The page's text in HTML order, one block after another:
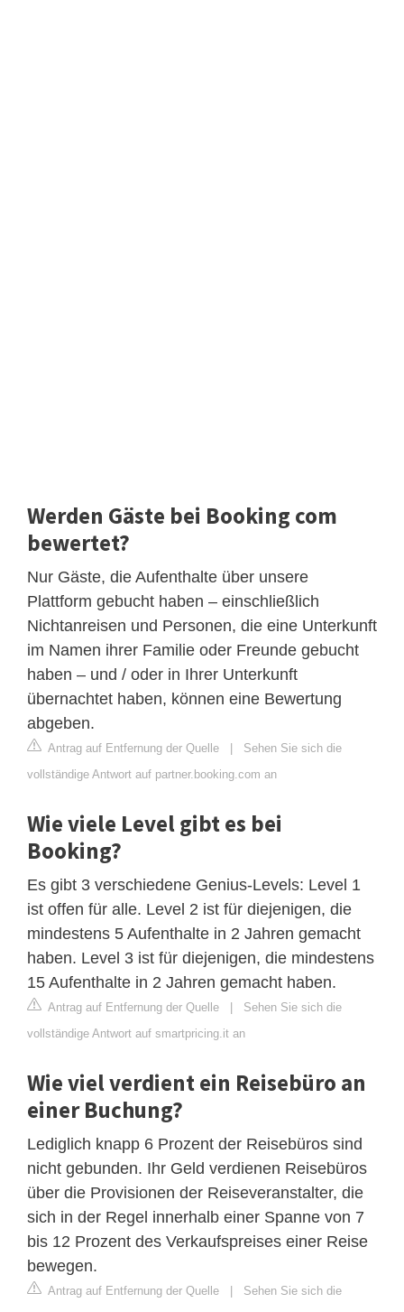
Werden Gäste bei Booking com
bewertet?
Nur Gäste, die Aufenthalte über unsere
Plattform gebucht haben – einschließlich
Nichtanreisen und Personen, die eine Unterkunft
im Namen ihrer Familie oder Freunde gebucht
haben – und / oder in Ihrer Unterkunft
übernachtet haben, können eine Bewertung
abgeben.
Antrag auf Entfernung der Quelle | Sehen Sie sich die
vollständige Antwort auf partner.booking.com an
Wie viele Level gibt es bei
Booking?
Es gibt 3 verschiedene Genius-Levels: Level 1
ist offen für alle. Level 2 ist für diejenigen, die
mindestens 5 Aufenthalte in 2 Jahren gemacht
haben. Level 3 ist für diejenigen, die mindestens
15 Aufenthalte in 2 Jahren gemacht haben.
Antrag auf Entfernung der Quelle | Sehen Sie sich die
vollständige Antwort auf smartpricing.it an
Wie viel verdient ein Reisebüro an
einer Buchung?
Lediglich knapp 6 Prozent der Reisebüros sind
nicht gebunden. Ihr Geld verdienen Reisebüros
über die Provisionen der Reiseveranstalter, die
sich in der Regel innerhalb einer Spanne von 7
bis 12 Prozent des Verkaufspreises einer Reise
bewegen.
Antrag auf Entfernung der Quelle | Sehen Sie sich die